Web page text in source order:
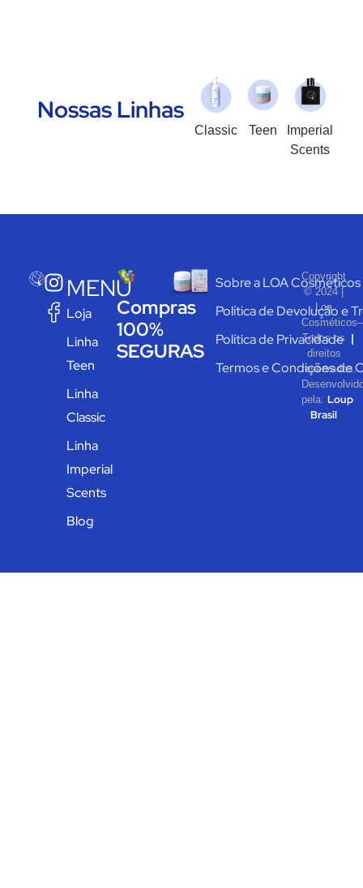
Nossas Linhas
Classic Teen
Imperial
Scents
MENU
Loja
Linha
Teen
Linha
Classic
Linha
Imperial
Scents
Blog
Compras
100%
SEGURAS
Sobre a LOA Cosméticos
Política de Devolução e
Política de Privacidade
Termos e Condições de
Copyright
© 2024 |
Loa
Cosméticos–
Todos os
direitos
reservados.
pela: Loup
Brasil